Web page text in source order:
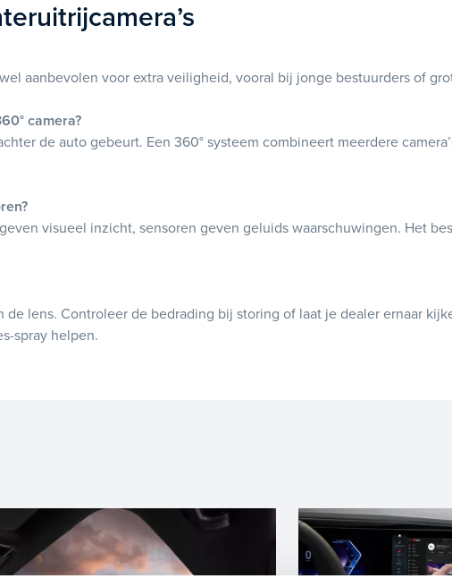
aanbevolen voor extra veiligheid, vooral bij jonge bestuurders of
camera?
de auto gebeurt. Een 360° systeem combineert meerdere
visueel inzicht, sensoren geven geluids waarschuwingen. Het
lens. Controleer de bedrading bij storing of laat je dealer ernaar
spray helpen.